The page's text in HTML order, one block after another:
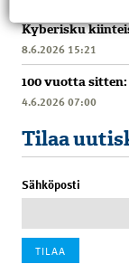
Kyberisku
8.6.2026 15:21
100 vuotta
4.6.2026 07:00
Tilaa
Sähköposti